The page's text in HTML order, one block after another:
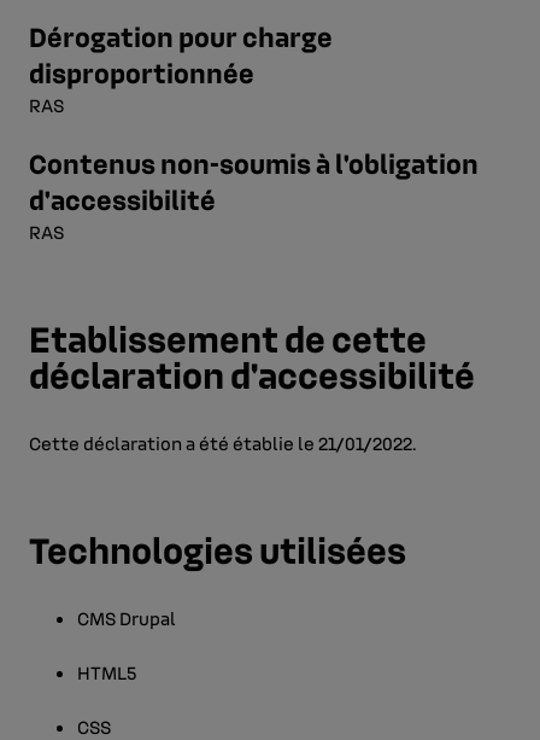
Dérogation pour charge
disproportionnée
RAS
Contenus non-soumis à l'obligation
d'accessibilité
RAS
Etablissement de cette
déclaration d'accessibilité
Cette déclaration a été établie le 21/01/2022.
Technologies utilisées
CMS Drupal
HTML5
CSS